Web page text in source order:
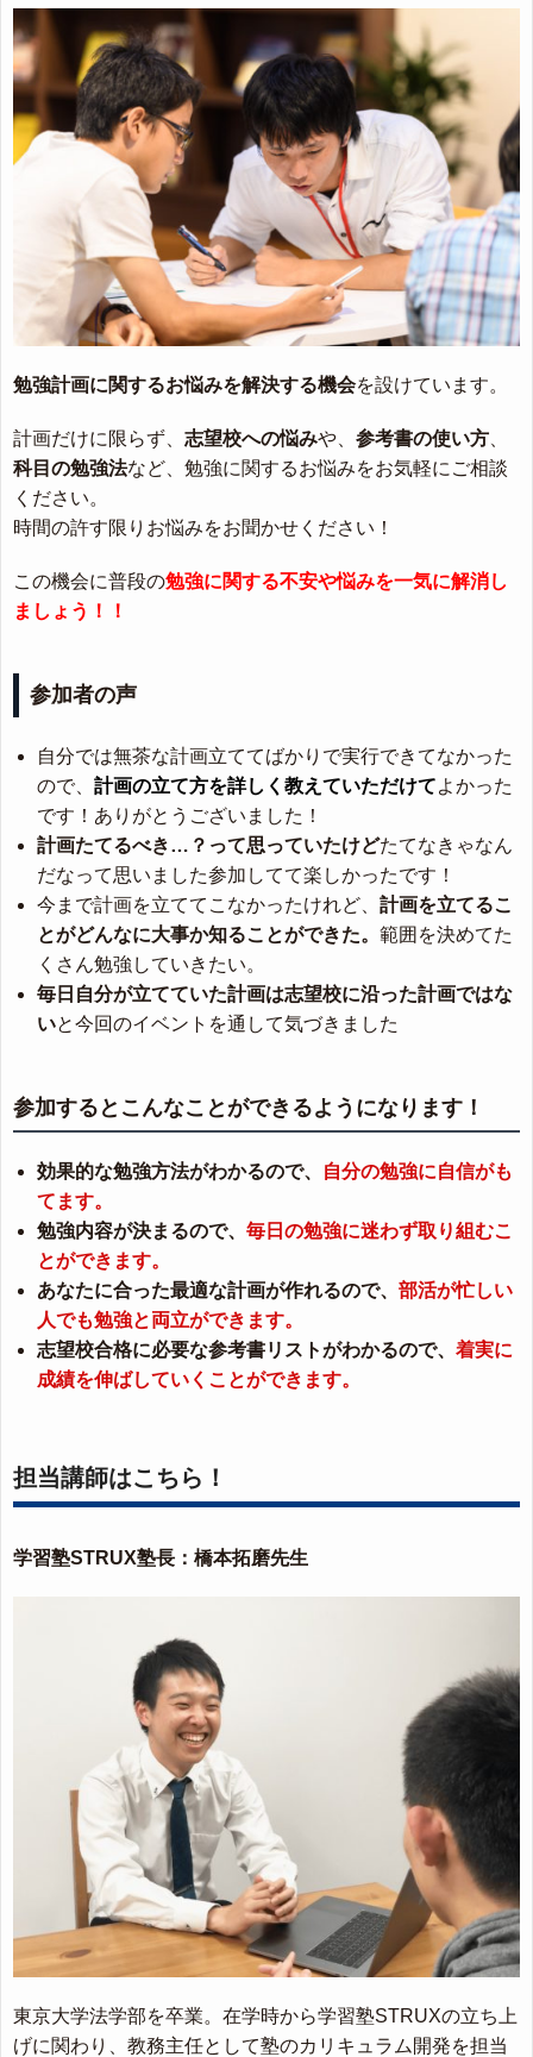
勉強計画に関するお悩みを解決する機会を設けています。
計画だけに限らず、 志望校への悩みや、 参考書の使い方
科目の勉強法など、勉強に関するお悩みをお気軽にご相談
ください。
時間の許す限りお悩みをお聞かせください！
この機会に普段の勉強に関する不安や悩みを一気に解消し
ましょう！！
参加者の声
自分では無茶な計画立ててばかりで実行できてなかった
ので、 計画の立て方を詳しく教えていただけてよかった
です！ありがとうございました！
計画たてるべき…？って思っていたけどたてなきゃなん
だなって思いました参加してて楽しかったです！
今まで計画を立ててこなかったけれど、 計画を立てるこ
とがどんなに大事か知ることができた。 範囲を決めてた
くさん勉強していきたい。
毎日自分が立てていた計画は志望校に沿った計画ではな
いと今回のイベントを通して気づきました
参加するとこんなことができるようになります！
効果的な勉強方法がわかるので、
自分の勉強に自信がも
てます。
勉強内容が決まるので、 毎日の勉強に迷わず取り組むこ
とができます。
あなたに合った最適な計画が作れるので、 部活が忙しい
人でも勉強と両立ができます。
志望校合格に必要な参考書リストがわかるので、 着実に
成績を伸ばしていくことができます。
担当講師はこちら！
学習塾STRUX塾長：橋本拓磨先生
東京大学法学部を卒業。在学時から学習塾STRUXの立ち上
げに関わり、教務主任として塾のカリキュラム開発を担当